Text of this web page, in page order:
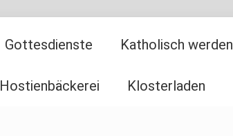
Gottesdienste Katholisch werden
Hostienbäckerei Klosterladen